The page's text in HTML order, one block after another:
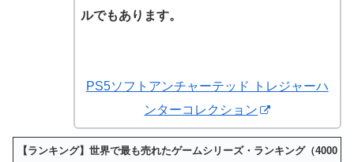
ルでもあります。
PS5ソフトアンチャーテッド トレジャーハ
ンターコレクション
【ランキング】世界で最も売れたゲームシリーズ・ランキング（4000